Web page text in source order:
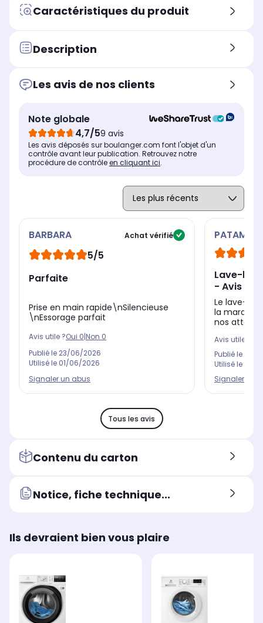
Dosage automatique de lessive
Non
Oui
Option départ différé ou fin
Dosage automatique de lessive
Non
Dosage automatique de lessive
Non
Caractéristiques du produit
Description
Les avis de nos clients
Note globale
4,7/59 avis
Les avis déposés sur boulanger.com font l'objet d'un
contrôle avant leur publication. Retrouvez notre
procédure de contrôleen cliquant ici.
BARBARA Achat vérifié
5/5
Parfaite
Prise en main rapide\nSilencieuse
\nEssorage parfait
Avis utile ?Oui 0|Non 0
Publié le 23/06/2026
Utilisé le 01/06/2026
Signaler un abus
PATAMOK
Lave-
- Avis
Le lave-
la marque
nos
Avis utile ?
Publié le
Utilisé le
Signaler un
Tous les avis
Contenu du carton
Notice, fiche technique...
Ils devraient bien vous plaire